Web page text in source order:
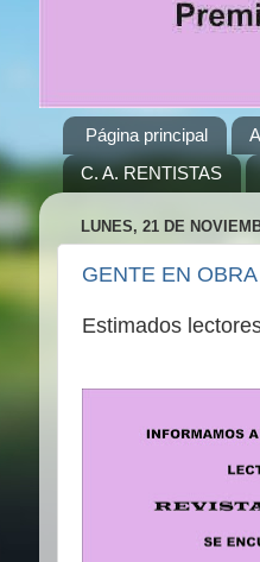
Página principal
C. A. RENTISTAS
LUNES, 21 DE
GENTE EN OBRA
Estimados